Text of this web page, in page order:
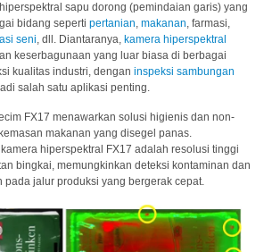
sapu dorong (pemindaian garis) yang
bidang seperti pertanian, makanan, farmasi,
seni, dll. Diantaranya, kamera hiperspektral
keserbagunaan yang luar biasa di berbagai
kualitas industri, dengan inspeksi sambungan
salah satu aplikasi penting.
FX17 menawarkan solusi higienis dan non-
makanan yang disegel panas.
hiperspektral FX17 adalah resolusi tinggi
bingkai, memungkinkan deteksi kontaminan dan
pada jalur produksi yang bergerak cepat.